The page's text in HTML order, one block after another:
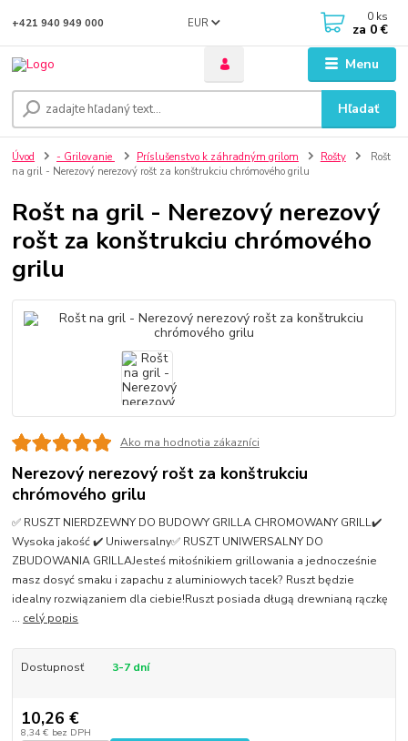
Menu
EUR
Hľadať
+421 940 949 000 0 ks
za 0 €
Úvod - Grilovanie Príslušenstvo k záhradným grilom Rošty
Rošt
na gril - Nerezový nerezový rošt za konštrukciu chrómového grilu
Rošt na gril - Nerezový nerezový
rošt za konštrukciu chrómového
grilu
Ako ma hodnotia zákazníci
Nerezový nerezový rošt za konštrukciu
chrómového grilu
✅ RUSZT NIERDZEWNY DO BUDOWY GRILLA CHROMOWANY GRILL✔️
Wysoka jakość ✔️ Uniwersalny✅ RUSZT UNIWERSALNY DO
ZBUDOWANIA GRILLAJesteś miłośnikiem grillowania a jednocześnie
masz dosyć smaku i zapachu z aluminiowych tacek? Ruszt będzie
idealny rozwiązaniem dla ciebie!Ruszt posiada długą drewnianą rączkę
... celý popis
Dostupnosť 3-7 dní
10,26 €
8,34 € bez DPH